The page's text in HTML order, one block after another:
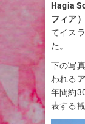
Hagia
フィア）
てイス
た。
下の写
われる
年間約
表する